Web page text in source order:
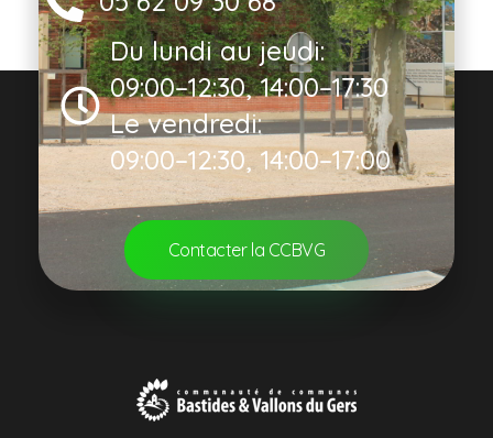
Du lundi au jeudi:
09:00–12:30, 14:00–17:30
Le vendredi:
09:00–12:30, 14:00–17:00
Contacter la CCBVG